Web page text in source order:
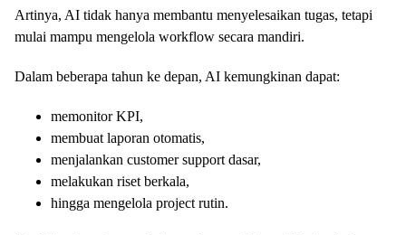
Artinya, AI tidak hanya membantu menyelesaikan tugas, tetapi
mulai mampu mengelola workflow secara mandiri.
Dalam beberapa tahun ke depan, AI kemungkinan dapat:
memonitor KPI,
membuat laporan otomatis,
menjalankan customer support dasar,
melakukan riset berkala,
hingga mengelola project rutin.